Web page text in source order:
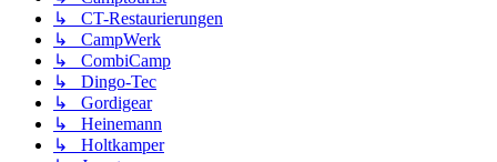
↳ CT-Restaurierungen
↳ CampWerk
↳ CombiCamp
↳ Dingo-Tec
↳ Gordigear
↳ Heinemann
↳ Holtkamper